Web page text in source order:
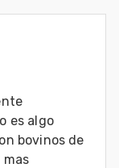
es algo
bovinos de